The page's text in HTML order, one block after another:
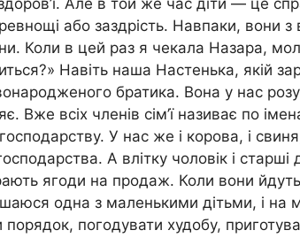
або заздрість. Навпаки, вони
Коли в цей раз я чекала Назара,
Навіть наша Настенька, якій
братика. Вона у нас
Вже всіх членів сім’ї називає по
У нас же і корова, і
А влітку чоловік і
ягоди на продаж. Коли вони йдуть
одна з маленькими дітьми, і на
порядок, погодувати худобу,